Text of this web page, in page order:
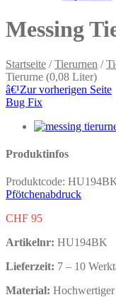
Messing
Startseite /Tierurnen /
Tierurne (0,08 Liter)
â€¹Zur vorherigen Seite
Bug Fix
Produktinfos
Produktcode:
Pfötchenabdruck
CHF 95
Artikelnr: HU194BK
Lieferzeit: 7 – 10
Material: